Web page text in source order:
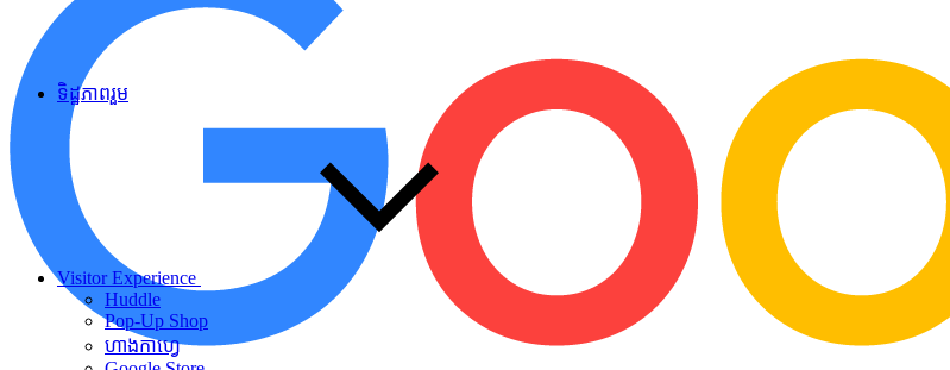
ទិដ្ឋភាពរួម
Visitor Experience
Huddle
Pop-Up Shop
ហាងកាហ្វេ